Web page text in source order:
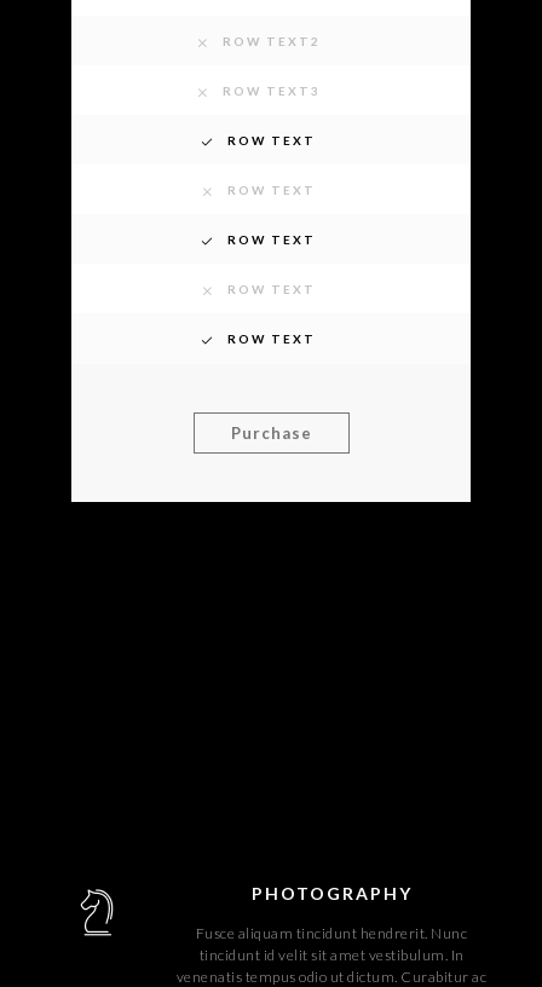
ROW TEXT2
ROW TEXT3
ROW TEXT
ROW TEXT
ROW TEXT
ROW TEXT
ROW TEXT
Purchase
PHOTOGRAPHY
Fusce aliquam tincidunt hendrerit. Nunc
tincidunt id velit sit amet vestibulum. In
venenatis tempus odio ut dictum. Curabitur ac